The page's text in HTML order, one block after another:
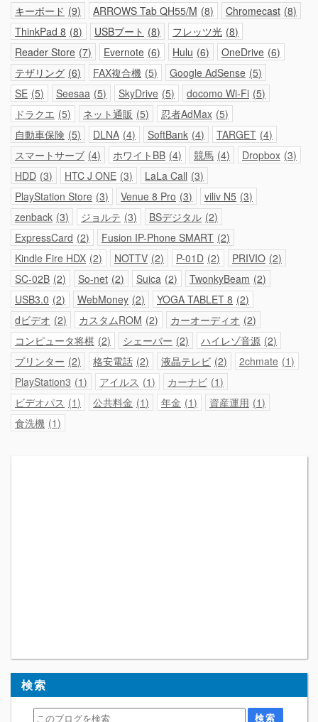
キーボード 9 ARROWS Tab QH55/M 8 Chromecast 8
ThinkPad 8 8 USBブート 8 フレッツ光 8
Reader Store 7 Evernote 6 Hulu 6 OneDrive 6
テザリング 6 FAX複合機 5 Google AdSense 5
SE 5 Seesaa 5 SkyDrive 5 docomo Wi-Fi 5
ドラクエ 5 ネット通販 5 忍者AdMax 5
自動車保険 5 DLNA 4 SoftBank 4 TARGET 4
スマートサーブ 4 ホワイトBB 4 競馬 4 Dropbox 3
HDD 3 HTC J ONE 3 LaLa Call 3
PlayStation Store 3 Venue 8 Pro 3 viliv N5 3
zenback 3 ジョルテ 3 BSデジタル 2
ExpressCard 2 Fusion IP-Phone SMART 2
Kindle Fire HDX 2 NOTTV 2 P-01D 2 PRIVIO 2
SC-02B 2 So-net 2 Suica 2 TwonkyBeam 2
USB3.0 2 WebMoney 2 YOGA TABLET 8 2
dビデオ 2 カスタムROM 2 カーオーディオ 2
コンピュータ将棋 2 シェーバー 2 ハイレゾ音源 2
プリンター 2 格安電話 2 液晶テレビ 2 2chmate 1
PlayStation3 1 アイルス 1 カーナビ 1
ビデオパス
1 公共料金 1 年金 1 資産運用 1
食洗機 1
検索